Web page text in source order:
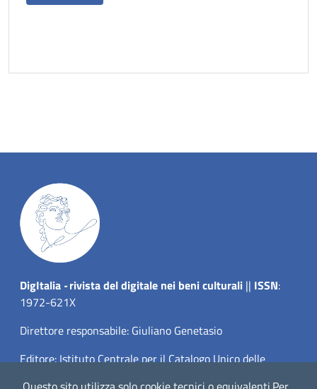
DigItalia -rivista del digitale nei beni culturali || ISSN:
1972-621X
Direttore responsabile: Giuliano Genetasio
Editore:Istituto Centrale per il Catalogo Unico delle